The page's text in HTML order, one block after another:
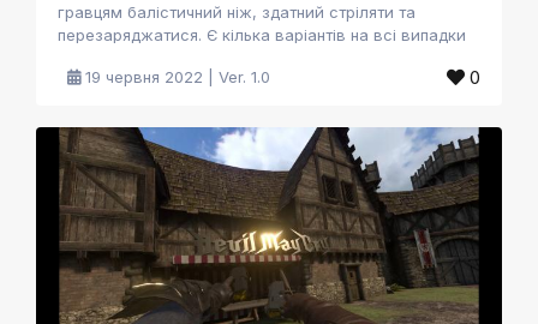
гравцям балістичний ніж, здатний стріляти та
перезаряджатися. Є кілька варіантів на всі випадки
19 червня 2022 | Ver. 1.0
0